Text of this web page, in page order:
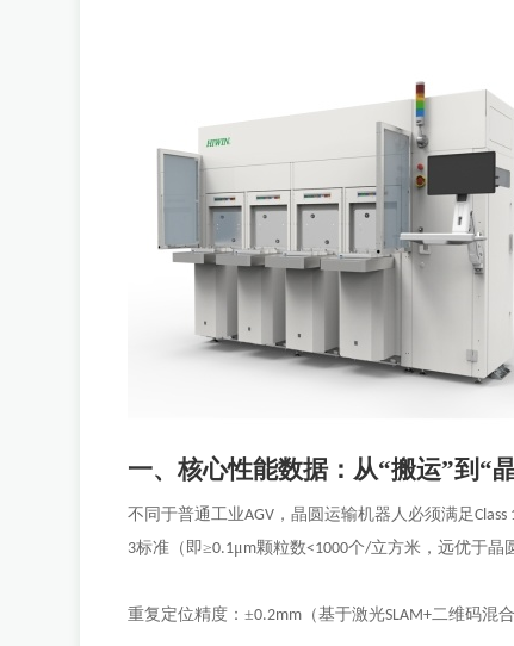
一、核心性能数据：从“搬运”到“
不同于普通工业AGV ，晶圆运输机器人必须满足Class
3标准（即≥0.1μm颗粒数<1000个/立方米，远优于晶
重复定位精度：±0.2mm （基于激光SLAM+二维码混合